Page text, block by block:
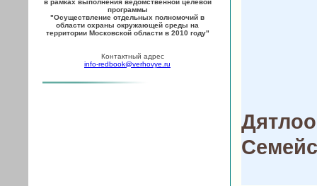
в рамках выполнения ведомственной целевой
программы
"Осуществление отдельных полномочий в
области охраны окружающей среды на
территории Московской области в 2010 году"
Контактный адрес
info-redbook@verhovye.ru